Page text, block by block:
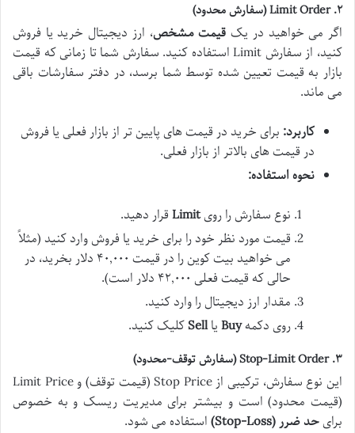
۲. Limit Order (سفارش محدود)
اگر می خواهید در یک قیمت مشخص، ارز دیجیتال خرید یا فروش
کنید، از سفارش Limit استفاده کنید. سفارش شما تا زمانی که قیمت
بازار به قیمت تعیین شده توسط شما برسد، در دفتر سفارشات باقی
می ماند.
کاربرد: برای خرید در قیمت های پایین تر از بازار فعلی یا فروش
در قیمت های بالاتر از بازار فعلی.
نحوه استفاده:
نوع سفارش را رویLimitقرار دهید.
قیمت مورد نظر خود را برای خرید یا فروش وارد کنید (مثلاً
می خواهید بیت کوین را در قیمت ۴۰,۰۰۰ دلار بخرید، در
حالی که قیمت فعلی ۴۲,۰۰۰ دلار است).
مقدار ارز دیجیتال را وارد کنید.
روی دکمهBuyیاSellکلیک کنید.
۳. Stop-Limit Order (سفارش توقف-محدود)
این نوع سفارش، ترکیبی از Stop Price (قیمت توقف) و Limit Price
(قیمت محدود) است و بیشتر برای مدیریت ریسک و به خصوص
برایحد ضرر (Stop-Loss)
استفاده می شود.